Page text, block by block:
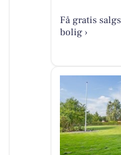
Få gratis
bolig ›